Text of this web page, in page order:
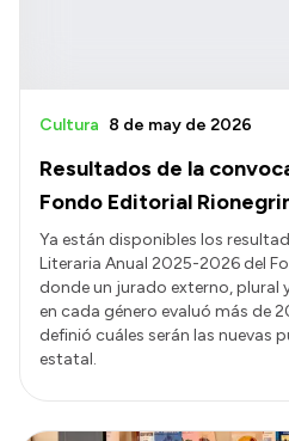
Resultados de la
Fondo Editorial
Cultura 8 de may de 2026
Ya están disponibles los
Literaria Anual 2025-2026 del
donde un jurado externo, plural
en cada género evaluó más de
definió cuáles serán las nuevas
estatal.